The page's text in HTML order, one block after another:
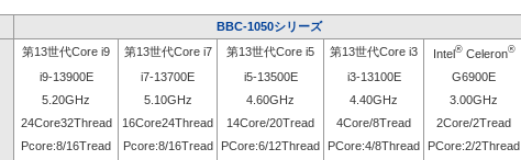
BBC-1050シリーズ
第13世代Core i9 第13世代Core i7 第13世代Core i5 第13世代Core i3 Intel®Celeron®
i9-13900E i7-13700E i5-13500E i3-13100E
G6900E
5.20GHz
5.10GHz 4.60GHz 4.40GHz
3.00GHz
24Core32Thread
16Core24Thread 14Core/20Tread 4Core/8Tread
2Core/2Tread
Pcore:8/16Tread
Pcore:8/16Tread PCore:6/12Thread PCore:4/8Thread
PCore:2/2Thread